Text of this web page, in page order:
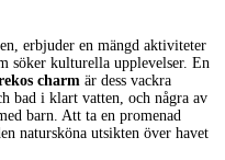
erbjuder en mängd aktiviteter
söker kulturella upplevelser. En
charmär dess vackra
bad i klart vatten, och några av
barn. Att ta en promenad
natursköna utsikten över havet